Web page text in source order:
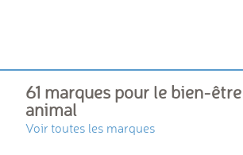
61 marques pour le bien-
animal
Voir toutes les marques